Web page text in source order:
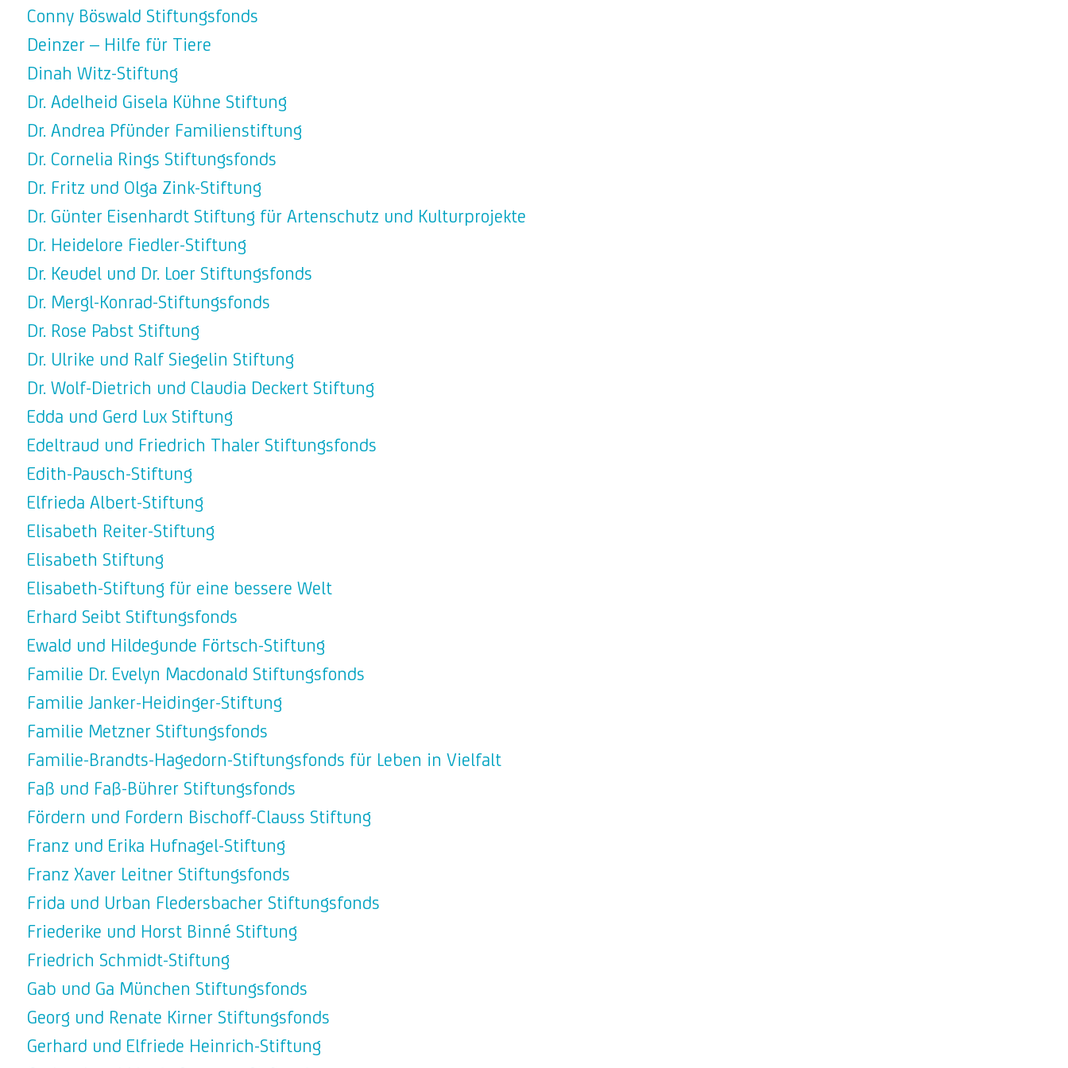
Conny Böswald Stiftungsfonds
Deinzer – Hilfe für Tiere
Dinah Witz-Stiftung
Dr. Adelheid Gisela Kühne Stiftung
Dr. Andrea Pfünder Familienstiftung
Dr. Cornelia Rings Stiftungsfonds
Dr. Fritz und Olga Zink-Stiftung
Dr. Günter Eisenhardt Stiftung für Artenschutz und Kulturprojekte
Dr. Heidelore Fiedler-Stiftung
Dr. Keudel und Dr. Loer Stiftungsfonds
Dr. Mergl-Konrad-Stiftungsfonds
Dr. Rose Pabst Stiftung
Dr. Ulrike und Ralf Siegelin Stiftung
Dr. Wolf-Dietrich und Claudia Deckert Stiftung
Edda und Gerd Lux Stiftung
Edeltraud und Friedrich Thaler Stiftungsfonds
Edith-Pausch-Stiftung
Elfrieda Albert-Stiftung
Elisabeth Reiter-Stiftung
Elisabeth Stiftung
Elisabeth-Stiftung für eine bessere Welt
Erhard Seibt Stiftungsfonds
Ewald und Hildegunde Förtsch-Stiftung
Familie Dr. Evelyn Macdonald Stiftungsfonds
Familie Janker-Heidinger-Stiftung
Familie Metzner Stiftungsfonds
Familie-Brandts-Hagedorn-Stiftungsfonds für Leben in Vielfalt
Faß und Faß-Bührer Stiftungsfonds
Fördern und Fordern Bischoff-Clauss Stiftung
Franz und Erika Hufnagel-Stiftung
Franz Xaver Leitner Stiftungsfonds
Frida und Urban Fledersbacher Stiftungsfonds
Friederike und Horst Binné Stiftung
Friedrich Schmidt-Stiftung
Gab und Ga München Stiftungsfonds
Georg und Renate Kirner Stiftungsfonds
Gerhard und Elfriede Heinrich-Stiftung